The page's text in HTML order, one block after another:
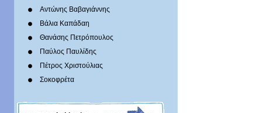
Αντώνης Βαβαγιάννης
Βάλια Καπάδαη
Θανάσης Πετρόπουλος
Παύλος Παυλίδης
Πέτρος Χριστούλιας
Σοκοφρέτα